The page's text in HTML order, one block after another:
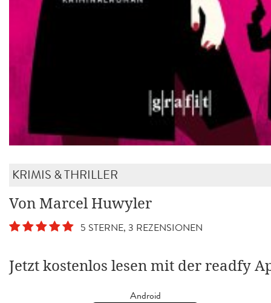
KRIMIS & THRILLER
Von Marcel Huwyler
5 STERNE, 3 REZENSIONEN
Jetzt kostenlos lesen mit der readfy
Android